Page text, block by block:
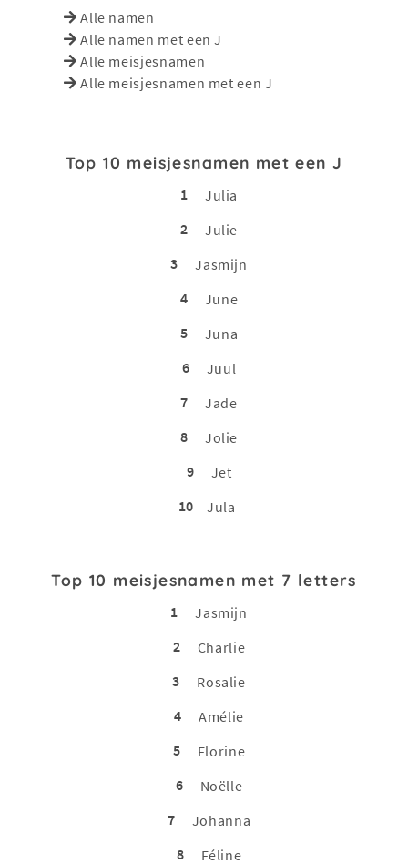
Alle namen
Alle namen met een J
Alle meisjesnamen
Alle meisjesnamen met een J
Top 10 meisjesnamen met een J
1
Julia
2
Julie
3
Jasmijn
4
June
5
Juna
6
Juul
7
Jade
8
Jolie
9
Jet
10
Jula
Top 10 meisjesnamen met 7 letters
1
Jasmijn
2
Charlie
3
Rosalie
4
Amélie
5
Florine
6
Noëlle
7
Johanna
8
Féline